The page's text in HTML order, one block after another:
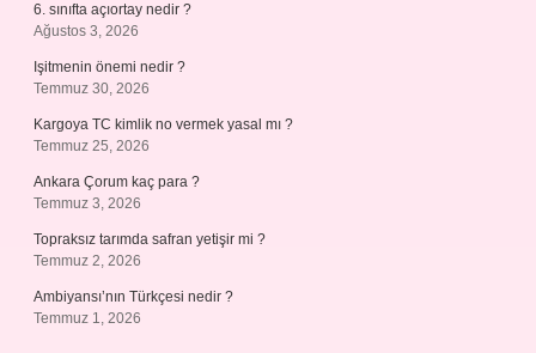
6. sınıfta açıortay nedir ?
Ağustos 3, 2026
Işitmenin önemi nedir ?
Temmuz 30, 2026
Kargoya TC kimlik no vermek yasal mı ?
Temmuz 25, 2026
Ankara Çorum kaç para ?
Temmuz 3, 2026
Topraksız tarımda safran yetişir mi ?
Temmuz 2, 2026
Ambiyansı’nın Türkçesi nedir ?
Temmuz 1, 2026